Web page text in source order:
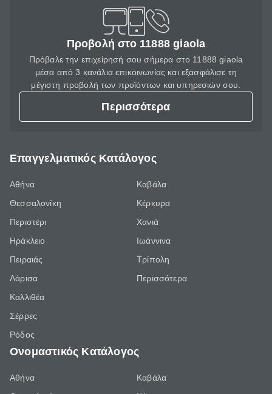
Προβολή στο 11888 giaola
Πρόβαλε την επιχείρησή σου σήμερα στο 11888 giaola
μέσα από 3 κανάλια επικοινωνίας και εξασφάλισε τη
μέγιστη προβολή των προϊόντων και υπηρεσιών σου.
Περισσότερα
Επαγγελματικός Κατάλογος
Αθήνα
Θεσσαλονίκη
Περιστέρι
Ηράκλειο
Πειραιάς
Λάρισα
Καλλιθέα
Σέρρες
Ρόδος
Καβάλα
Κέρκυρα
Χανιά
Ιωάννινα
Τρίπολη
Περισσότερα
Ονομαστικός Κατάλογος
Αθήνα
Καβάλα